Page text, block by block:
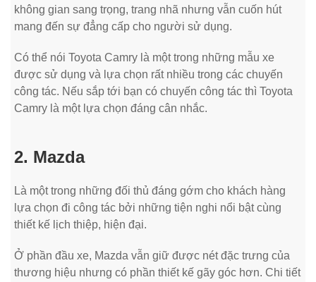
không gian sang trọng, trang nhã nhưng vẫn cuốn hút
mang đến sự đẳng cấp cho người sử dụng.
Có thể nói Toyota Camry là một trong những mẫu xe
được sử dụng và lựa chọn rất nhiều trong các chuyến
công tác. Nếu sắp tới bạn có chuyến công tác thì Toyota
Camry là một lựa chọn đáng cân nhắc.
2. Mazda
Là một trong những đối thủ đáng gớm cho khách hàng
lựa chọn đi công tác bởi những tiện nghi nổi bật cùng
thiết kế lịch thiệp, hiện đại.
Ở phần đầu xe, Mazda vẫn giữ được nét đặc trưng của
thương hiệu nhưng có phần thiết kế gãy góc hơn. Chi tiết